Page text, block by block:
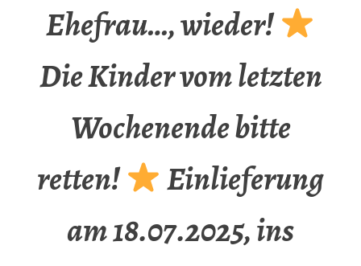
Ehefrau…, wieder!
Die Kinder vom letzten
Wochenende bitte
retten!
Einlieferung
am 18.07.2025, ins